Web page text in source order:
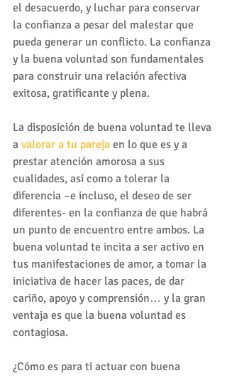
el desacuerdo, y luchar para conservar
la confianza a pesar del malestar que
pueda generar un conflicto. La confianza
y la buena voluntad son fundamentales
para construir una relación afectiva
exitosa, gratificante y plena.
La disposición de buena voluntad te lleva
a valorar a tu pareja en lo que es y a
prestar atención amorosa a sus
cualidades, así como a tolerar la
diferencia –e incluso, el deseo de ser
diferentes- en la confianza de que habrá
un punto de encuentro entre ambos. La
buena voluntad te incita a ser activo en
tus manifestaciones de amor, a tomar la
iniciativa de hacer las paces, de dar
cariño, apoyo y comprensión… y la gran
ventaja es que la buena voluntad es
contagiosa.
¿Cómo es para ti actuar con buena